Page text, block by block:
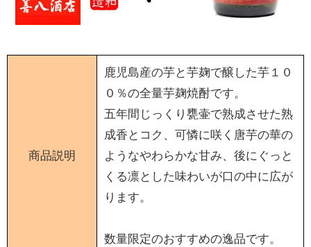
商品説明
鹿児島産の芋と芋麹で醸した芋１０
０％の全量芋麹焼酎です。
五年間じっくり甕壷で熟成させた熟
成香とコク、可憐に咲く唐芋の華の
ようなやわらかな甘み、後にぐっと
くる凛とした味わいが口の中に広が
ります。
数量限定のおすすめの逸品です。